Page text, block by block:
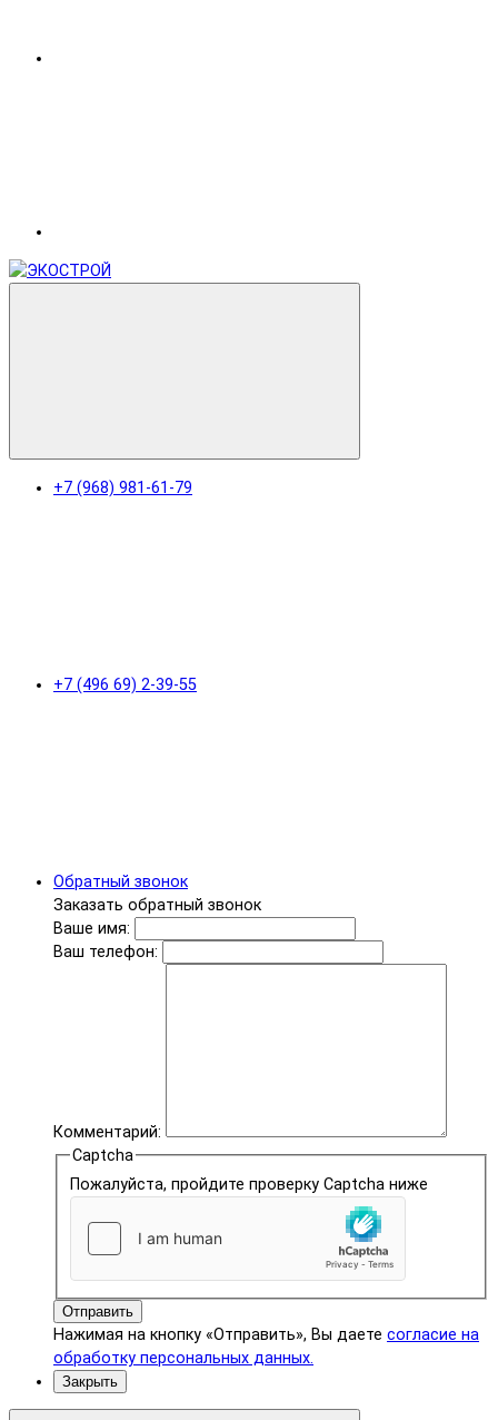
+7 (968) 981-61-79
+7 (496 69) 2-39-55
Обратный звонок
Заказать обратный звонок
Ваше имя:
Ваш телефон:
Комментарий:
Captcha
Пожалуйста, пройдите проверку Captcha ниже
Отправить
Нажимая на кнопку «Отправить», Вы даете согласие на
обработку персональных данных.
Закрыть